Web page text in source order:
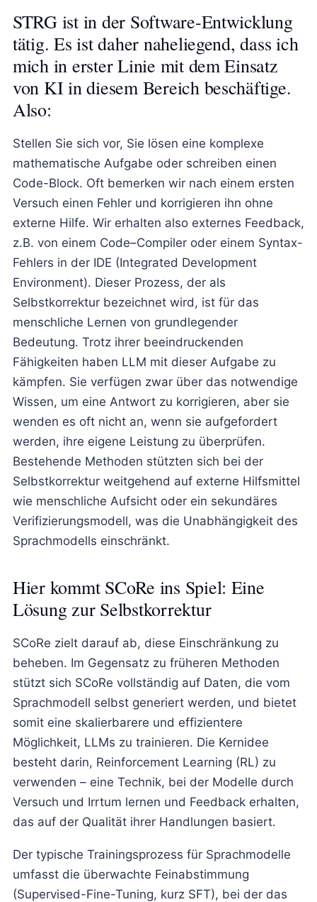
STRG ist in der Software-Entwicklung
tätig. Es ist daher naheliegend, dass ich
mich in erster Linie mit dem Einsatz
von KI in diesem Bereich beschäftige.
Also:
Stellen Sie sich vor, Sie lösen eine komplexe
mathematische Aufgabe oder schreiben einen
Code-Block. Oft bemerken wir nach einem ersten
Versuch einen Fehler und korrigieren ihn ohne
externe Hilfe. Wir erhalten also externes Feedback,
z.B. von einem Code–Compiler oder einem Syntax-
Fehlers in der IDE (Integrated Development
Environment). Dieser Prozess, der als
Selbstkorrektur bezeichnet wird, ist für das
menschliche Lernen von grundlegender
Bedeutung. Trotz ihrer beeindruckenden
Fähigkeiten haben LLM mit dieser Aufgabe zu
kämpfen. Sie verfügen zwar über das notwendige
Wissen, um eine Antwort zu korrigieren, aber sie
wenden es oft nicht an, wenn sie aufgefordert
werden, ihre eigene Leistung zu überprüfen.
Bestehende Methoden stützten sich bei der
Selbstkorrektur weitgehend auf externe Hilfsmittel
wie menschliche Aufsicht oder ein sekundäres
Verifizierungsmodell, was die Unabhängigkeit des
Sprachmodells einschränkt.
Hier kommt SCoRe ins Spiel: Eine
Lösung zur Selbstkorrektur
SCoRe zielt darauf ab, diese Einschränkung zu
beheben. Im Gegensatz zu früheren Methoden
stützt sich SCoRe vollständig auf Daten, die vom
Sprachmodell selbst generiert werden, und bietet
somit eine skalierbarere und effizientere
Möglichkeit, LLMs zu trainieren. Die Kernidee
besteht darin, Reinforcement Learning (RL) zu
verwenden – eine Technik, bei der Modelle durch
Versuch und Irrtum lernen und Feedback erhalten,
das auf der Qualität ihrer Handlungen basiert.
Der typische Trainingsprozess für Sprachmodelle
umfasst die überwachte Feinabstimmung
(Supervised-Fine-Tuning, kurz SFT), bei der das